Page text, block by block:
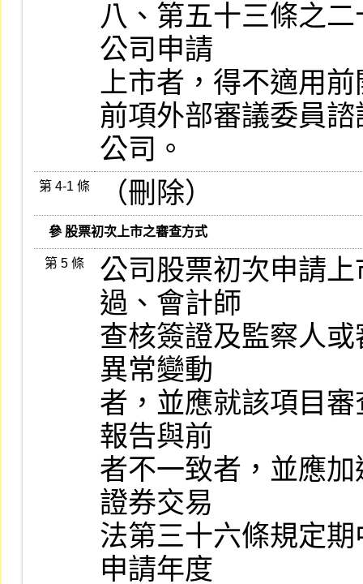
八、第五十三條之
公司申請
上市者，得不適用
前項外部審議委員
公司。
第 4-1 條 （刪除）
   參 股票初次上市之審查方式
第 5 條
公司股票初次申請
過、會計師
查核簽證及監察人
異常變動
者，並應就該項目
報告與前
者不一致者，並應
證券交易
法第三十六條規定
申請年度